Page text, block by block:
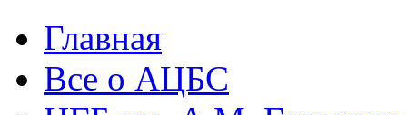
Главная
Все о АЦБС